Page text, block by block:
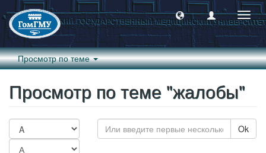
Просмотр по теме
Просмотр по теме "жалобы"
Ok